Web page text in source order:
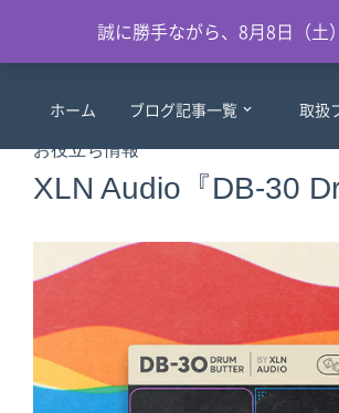
ホーム ブログ記事一覧 取扱
お役立ち情報
XLN Audio『DB-30
誠に勝手ながら、8月8日（